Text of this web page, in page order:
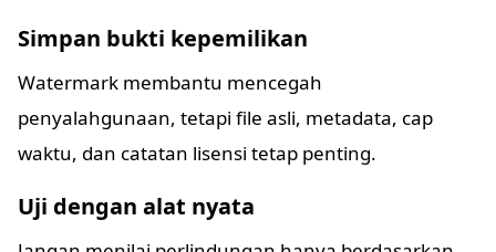
Simpan bukti kepemilikan
Watermark membantu mencegah
penyalahgunaan, tetapi file asli, metadata, cap
waktu, dan catatan lisensi tetap penting.
Uji dengan alat nyata